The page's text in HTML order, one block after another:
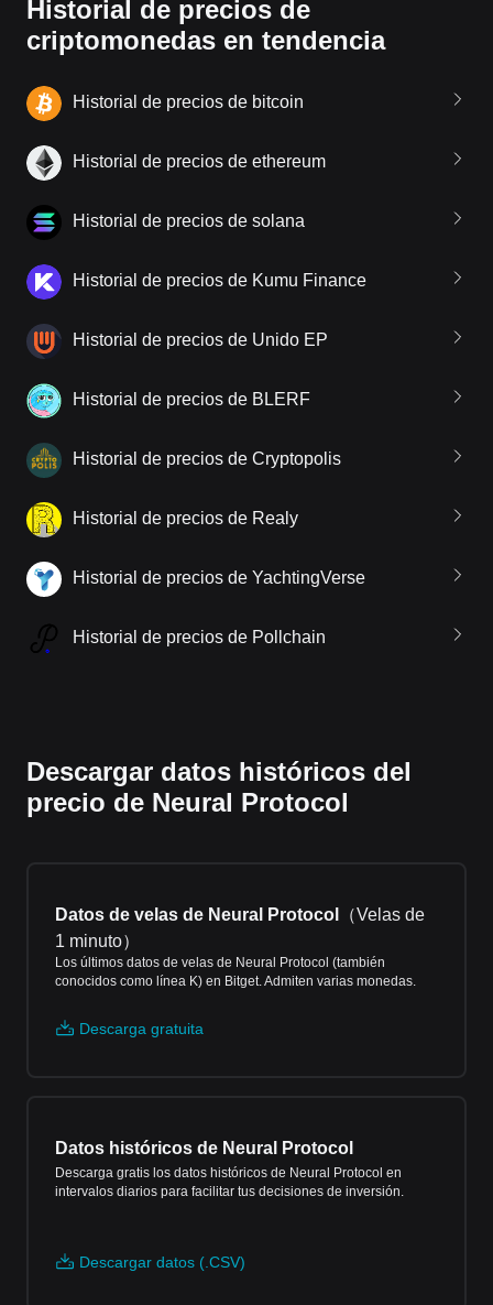
Historial de precios de
criptomonedas en tendencia
Historial de precios de bitcoin
Historial de precios de ethereum
Historial de precios de solana
Historial de precios de Kumu Finance
Historial de precios de Unido EP
Historial de precios de BLERF
Historial de precios de Cryptopolis
Historial de precios de Realy
Historial de precios de YachtingVerse
Historial de precios de Pollchain
Descargar datos históricos del
precio de Neural Protocol
Datos de velas de Neural Protocol （Velas de
1 minuto）
Los últimos datos de velas de Neural Protocol (también
conocidos como línea K) en Bitget. Admiten varias monedas.
Descarga gratuita
Datos históricos de Neural Protocol
Descarga gratis los datos históricos de Neural Protocol en
intervalos diarios para facilitar tus decisiones de inversión.
Descargar datos (.CSV)